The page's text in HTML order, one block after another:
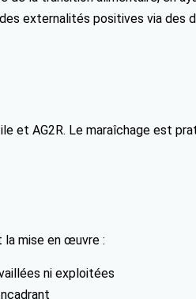
externalités positives via des
et AG2R. Le maraîchage est
mise en œuvre :
ni exploitées